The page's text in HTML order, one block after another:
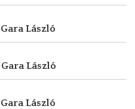
Gara László
Gara László
Gara László